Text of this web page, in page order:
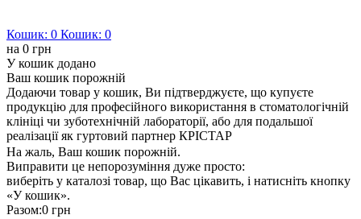
Кошик: 0 Кошик: 0
на 0 грн
У кошик додано
Ваш кошик порожній
Додаючи товар у кошик, Ви підтверджуєте, що купуєте
продукцію для професійного використання в стоматологічній
клініці чи зуботехнічній лабораторії, або для подальшої
реалізації як гуртовий партнер КРІСТАР
На жаль, Ваш кошик порожній.
Виправити це непорозуміння дуже просто:
виберіть у каталозі товар, що Вас цікавить, і натисніть кнопку
«У кошик».
Разом:0 грн